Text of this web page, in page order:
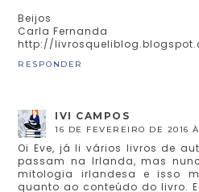
Beijos
Carla Fernanda
http://
RESPONDER
IVI CAMPOS
16 DE FEVEREIRO DE 2016
Oi Eve, já li vários livros de
passam na Irlanda, mas
mitologia irlandesa e isso
quanto ao conteúdo do livro.